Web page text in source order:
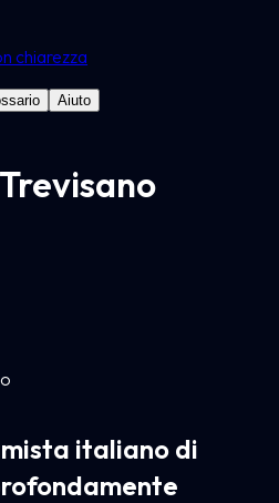
chiarezza
Aiuto
italiano di